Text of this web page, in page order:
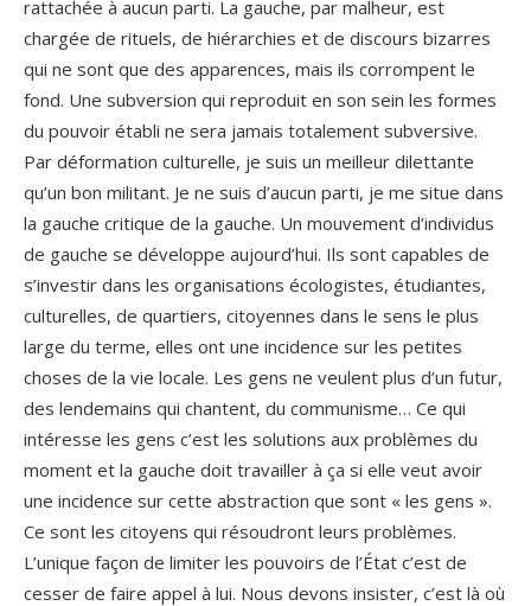
rattachée à aucun parti. La gauche, par malheur, est
chargée de rituels, de hiérarchies et de discours bizarres
qui ne sont que des apparences, mais ils corrompent le
fond. Une subversion qui reproduit en son sein les formes
du pouvoir établi ne sera jamais totalement subversive.
Par déformation culturelle, je suis un meilleur dilettante
qu’un bon militant. Je ne suis d’aucun parti, je me situe dans
la gauche critique de la gauche. Un mouvement d’individus
de gauche se développe aujourd’hui. Ils sont capables de
s’investir dans les organisations écologistes, étudiantes,
culturelles, de quartiers, citoyennes dans le sens le plus
large du terme, elles ont une incidence sur les petites
choses de la vie locale. Les gens ne veulent plus d’un futur,
des lendemains qui chantent, du communisme… Ce qui
intéresse les gens c’est les solutions aux problèmes du
moment et la gauche doit travailler à ça si elle veut avoir
une incidence sur cette abstraction que sont « les gens ».
Ce sont les citoyens qui résoudront leurs problèmes.
L’unique façon de limiter les pouvoirs de l’État c’est de
cesser de faire appel à lui. Nous devons insister, c’est là où